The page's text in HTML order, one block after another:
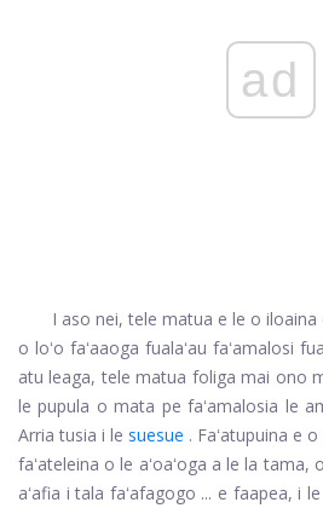
ad
I aso nei, tele matua e le o
o loʻo faʻaaoga fualaʻau faʻamalosi
atu leaga, tele matua foliga mai ono
le pupula o mata pe faʻamalosia le
Arria tusia i le suesue . Faʻatupuina e
faʻateleina o le aʻoaʻoga a le la
aʻafia i tala faʻafagogo ... e faapea, i